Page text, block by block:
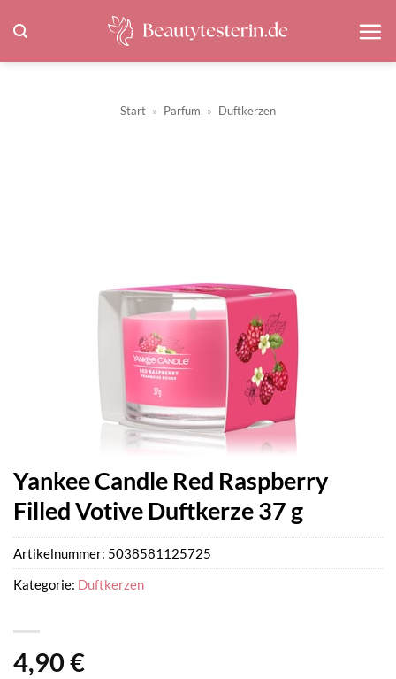
Inhalt
springen
Start » Parfum » Duftkerzen
Yankee Candle Red Raspberry
Filled Votive Duftkerze 37 g
4,90 €
Artikelnummer: 5038581125725
Kategorie: Duftkerzen